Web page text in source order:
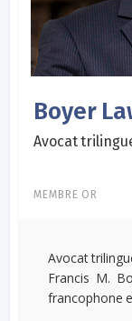
Boyer
Avocat
MEMBRE OR
Avocat
Francis M.
francophone